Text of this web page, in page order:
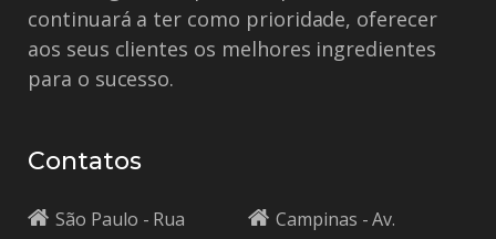
continuará a ter como prioridade, oferecer
aos seus clientes os melhores ingredientes
para o sucesso.
Contatos
São Paulo - Rua
Campinas - Av.